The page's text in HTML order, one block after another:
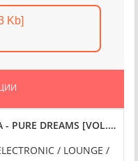
Kb]
(2024) FLAC
- PURE DREAMS [VOL. 4]
/ LOUNGE /